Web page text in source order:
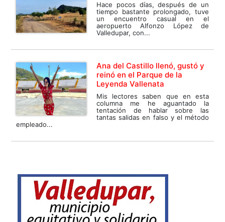
Hace pocos días, después de un
tiempo bastante prolongado, tuve
un encuentro casual en el
aeropuerto Alfonzo López de
Valledupar, con...
Ana del Castillo llenó, gustó y
reinó en el Parque de la
Leyenda Vallenata
Mis lectores saben que en esta
columna me he aguantado la
tentación de hablar sobre las
tantas salidas en falso y el método
empleado...